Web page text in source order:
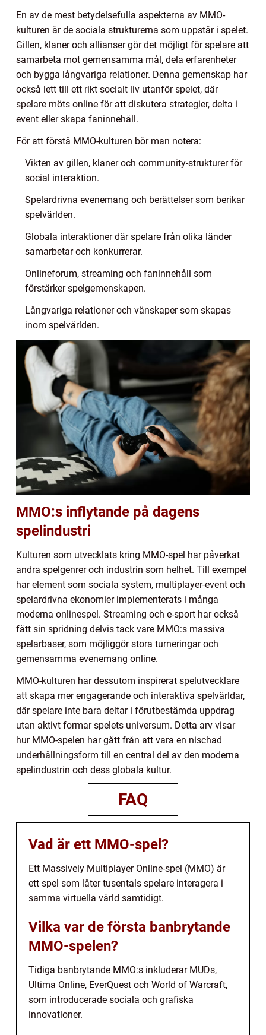
En av de mest betydelsefulla aspekterna av MMO-
kulturen är de sociala strukturerna som uppstår i spelet.
Gillen, klaner och allianser gör det möjligt för spelare att
samarbeta mot gemensamma mål, dela erfarenheter
och bygga långvariga relationer. Denna gemenskap har
också lett till ett rikt socialt liv utanför spelet, där
spelare möts online för att diskutera strategier, delta i
event eller skapa faninnehåll.
För att förstå MMO-kulturen bör man notera:
Vikten av gillen, klaner och community-strukturer för
social interaktion.
Spelardrivna evenemang och berättelser som berikar
spelvärlden.
Globala interaktioner där spelare från olika länder
samarbetar och konkurrerar.
Onlineforum, streaming och faninnehåll som
förstärker spelgemenskapen.
Långvariga relationer och vänskaper som skapas
inom spelvärlden.
MMO:s inflytande på dagens
spelindustri
Kulturen som utvecklats kring MMO-spel har påverkat
andra spelgenrer och industrin som helhet. Till exempel
har element som sociala system, multiplayer-event och
spelardrivna ekonomier implementerats i många
moderna onlinespel. Streaming och e-sport har också
fått sin spridning delvis tack vare MMO:s massiva
spelarbaser, som möjliggör stora turneringar och
gemensamma evenemang online.
MMO-kulturen har dessutom inspirerat spelutvecklare
att skapa mer engagerande och interaktiva spelvärldar,
där spelare inte bara deltar i förutbestämda uppdrag
utan aktivt formar spelets universum. Detta arv visar
hur MMO-spelen har gått från att vara en nischad
underhållningsform till en central del av den moderna
spelindustrin och dess globala kultur.
FAQ
Vad är ett MMO-spel?
Ett Massively Multiplayer Online-spel (MMO) är
ett spel som låter tusentals spelare interagera i
samma virtuella värld samtidigt.
Vilka var de första banbrytande
MMO-spelen?
Tidiga banbrytande MMO:s inkluderar MUDs,
Ultima Online, EverQuest och World of Warcraft,
som introducerade sociala och grafiska
innovationer.